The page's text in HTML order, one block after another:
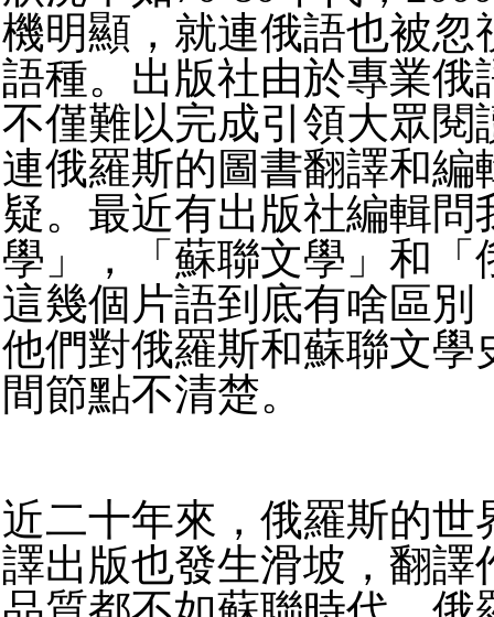
機明顯，就連俄語也被忽
語種。出版社由於專業俄
不僅難以完成引領大眾閱
連俄羅斯的圖書翻譯和編
疑。最近有出版社編輯問
學」，「蘇聯文學」和「
這幾個片語到底有啥區別
他們對俄羅斯和蘇聯文學
間節點不清楚。
近二十年來，俄羅斯的世
譯出版也發生滑坡，翻譯